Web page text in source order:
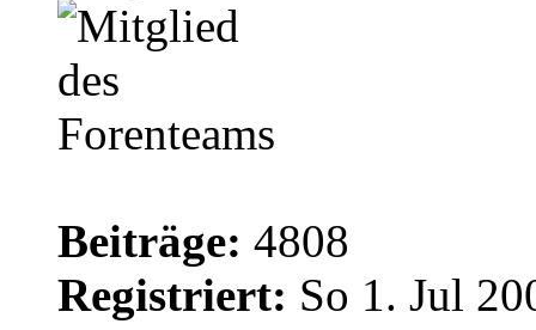
Beiträge: 4808
Registriert: So 1. Jul